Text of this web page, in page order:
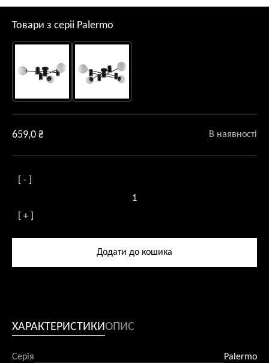
Товари з серii Palermo
659,0 ₴ В наявності
[ - ]
Palermo
чорне
[ + ]
Додати до кошика
ХАРАКТЕРИСТИКИОПИС
Серія
Palermo